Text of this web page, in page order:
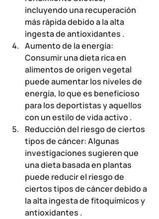
incluyendo una recuperación
más rápida debido a la alta
ingesta de antioxidantes .
Aumento de la energía:
Consumir una dieta rica en
alimentos de origen vegetal
puede aumentar los niveles de
energía, lo que es beneficioso
para los deportistas y aquellos
con un estilo de vida activo .
Reducción del riesgo de ciertos
tipos de cáncer: Algunas
investigaciones sugieren que
una dieta basada en plantas
puede reducir el riesgo de
ciertos tipos de cáncer debido a
la alta ingesta de fitoquímicos y
antioxidantes .